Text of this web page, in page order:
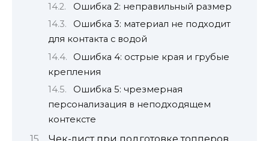
Ошибка 2: неправильный размер
Ошибка 3: материал не подходит
для контакта с водой
Ошибка 4: острые края и грубые
крепления
Ошибка 5: чрезмерная
персонализация в неподходящем
контексте